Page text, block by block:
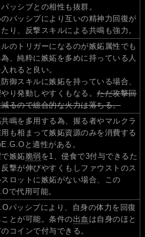
ッシブとの相性も抜群。
パッシブにより互いの精神力回復が
り、反撃スキルによる共鳴も強力。
ルのトリガーになるのが嫉妬属性でも
、純粋に嫉妬を多めに持っている人
れると良い。
防御スキルに嫉妬を持っている場合、
り発動しやすくもなる。ただ攻撃回
るので総合的な火力は落ちる。
鳴を多用する為、握る者やマルクラ
も相まって嫉妬資源のみを消費する
E.G.Oと適性がある。
嫉妬脆弱を1、侵食で3付与できるた
撃が伸びやすくもしファウストのス
スロットに嫉妬がない場合、この
で代用可能。
パッシブにより、自身の体力を回復
とが可能。条件の出血 は自身のほと
コインで付与できる。